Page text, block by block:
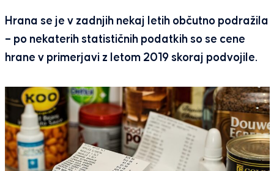
Hrana se je v zadnjih nekaj letih občutno podražila
– po nekaterih statističnih podatkih so se cene
hrane v primerjavi z letom 2019 skoraj podvojile.